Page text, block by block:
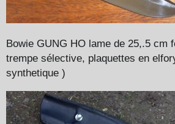
Bowie GUNG HO lame de 25,.5 cm
trempe sélective, plaquettes en
synthetique )